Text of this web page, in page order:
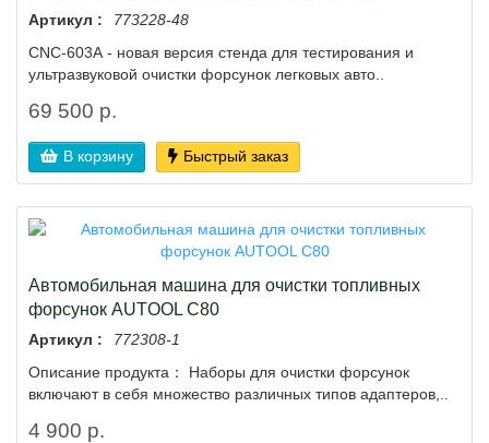
Артикул :
773228-48
CNC-603A - новая версия стенда для тестирования и
ультразвуковой очистки форсунок легковых авто..
69 500 р.
В корзину Быстрый заказ
Автомобильная машина для очистки топливных
форсунок AUTOOL C80
Артикул :
772308-1
Описание продукта： Наборы для очистки форсунок
включают в себя множество различных типов адаптеров,..
4 900 р.